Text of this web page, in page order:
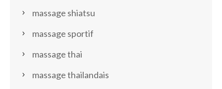
massage shiatsu
massage sportif
massage thai
massage thailandais